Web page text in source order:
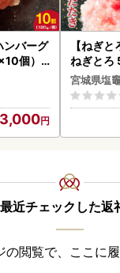
ンバーグ
個）
【ねぎ
ねぎと
宮城県塩
最近チェックした返
閲覧で、ここに履